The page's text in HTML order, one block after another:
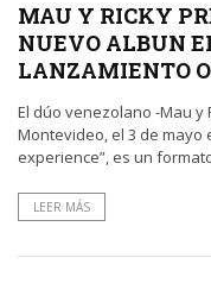
MAU Y RICKY
NUEVO ALBUN
LANZAMIENTO
El dúo venezolano -Mau
Montevideo, el 3 de mayo
experience”, es un
LEER MÁS